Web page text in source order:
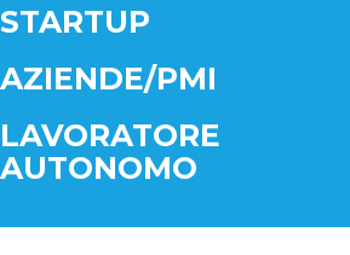
STARTUP
AZIENDE/PMI
LAVORATORE
AUTONOMO